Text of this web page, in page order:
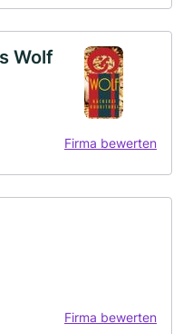
Wolf
Firma bewerten
Firma bewerten